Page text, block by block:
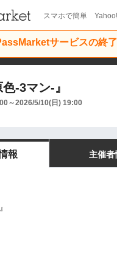
スマホで簡単 Yahoo!
サービスの終
-3マン-』
～2026/5/10(日) 19:00
報 主催者